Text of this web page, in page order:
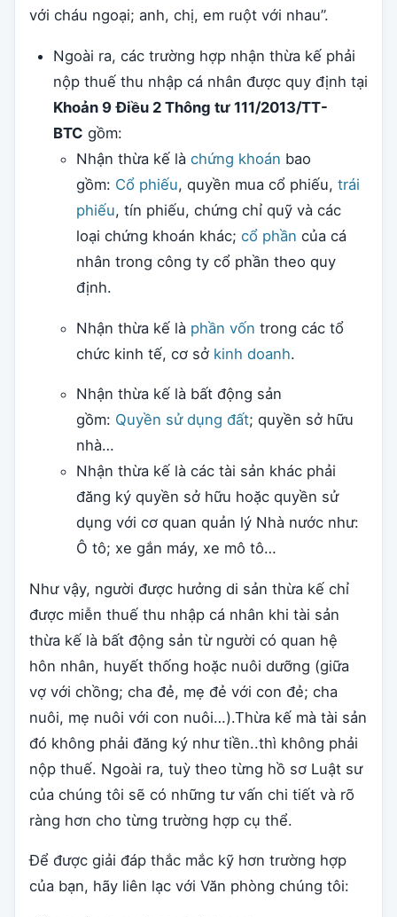
với cháu ngoại; anh, chị, em ruột với nhau”.
Ngoài ra, các trường hợp nhận thừa kế phải
nộp thuế thu nhập cá nhân được quy định tại
Khoản 9 Điều 2 Thông tư 111/2013/TT-
BTC gồm:
Nhận thừa kế làchứng khoán bao
gồm: Cổ phiếu, quyền mua cổ phiếu,trái
phiếu, tín phiếu, chứng chỉ quỹ và các
loại chứng khoán khác;cổ phần của cá
nhân trong công ty cổ phần theo quy
định.
Nhận thừa kế là phần vốn trong các tổ
chức kinh tế, cơ sở kinh doanh.
Nhận thừa kế là bất động sản
gồm: Quyền sử dụng đất; quyền sở hữu
nhà…
Nhận thừa kế là các tài sản khác phải
đăng ký quyền sở hữu hoặc quyền sử
dụng với cơ quan quản lý Nhà nước như:
Ô tô; xe gắn máy, xe mô tô…
Như vậy, người được hưởng di sản thừa kế chỉ
được miễn thuế thu nhập cá nhân khi tài sản
thừa kế là bất động sản từ người có quan hệ
hôn nhân, huyết thống hoặc nuôi dưỡng (giữa
vợ với chồng; cha đẻ, mẹ đẻ với con đẻ; cha
nuôi, mẹ nuôi với con nuôi…).Thừa kế mà tài sản
đó không phải đăng ký như tiền..thì không phải
nộp thuế. Ngoài ra, tuỳ theo từng hồ sơ Luật sư
của chúng tôi sẽ có những tư vấn chi tiết và rõ
ràng hơn cho từng trường hợp cụ thể.
Để được giải đáp thắc mắc kỹ hơn trường hợp
của bạn, hãy liên lạc với Văn phòng chúng tôi: